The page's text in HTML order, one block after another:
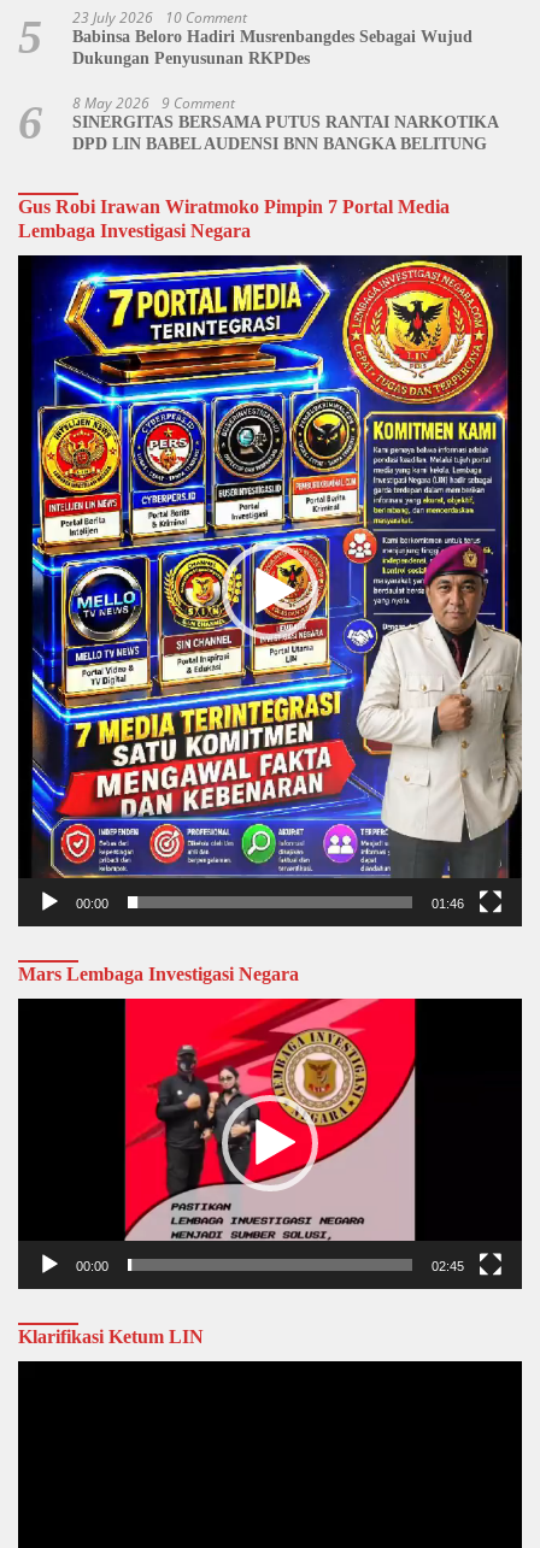
5 23 July 2026 10 Comment
Babinsa Beloro Hadiri Musrenbangdes Sebagai Wujud
Dukungan Penyusunan RKPDes
6 8 May 2026 9 Comment
SINERGITAS BERSAMA PUTUS RANTAI NARKOTIKA
DPD LIN BABEL AUDENSI BNN BANGKA BELITUNG
Gus Robi Irawan Wiratmoko Pimpin 7 Portal Media
Lembaga Investigasi Negara
Video
Player
00:00 01:46
Mars Lembaga Investigasi Negara
00:00 02:45
Klarifikasi Ketum LIN